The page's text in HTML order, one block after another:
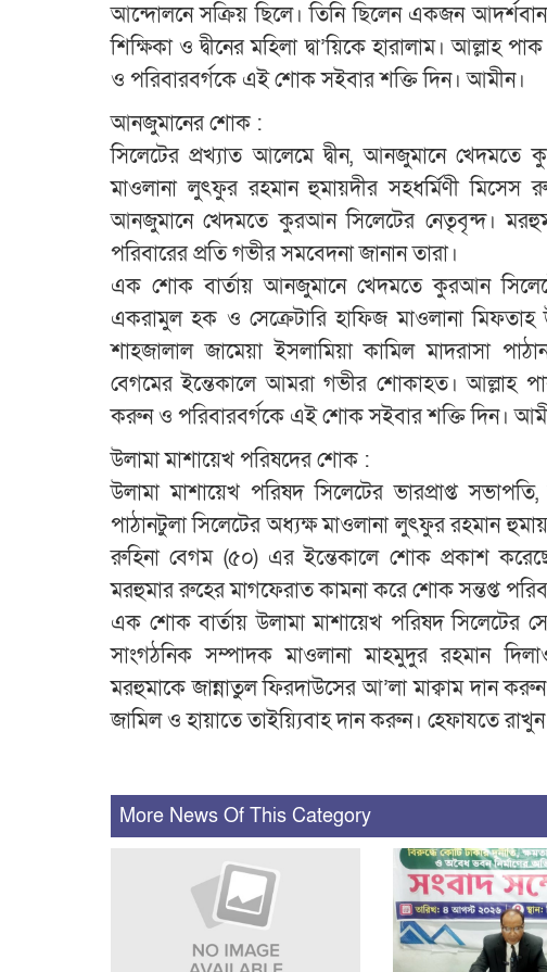
আন্দোলনে সক্রিয় ছিলে। তিনি ছিলেন একজন
শিক্ষিকা ও দ্বীনের মহিলা দ্বা’য়িকে হারালাম।
ও পরিবারবর্গকে এই শোক সইবার শক্তি দিন। আমীন।
আনজুমানের শোক :
সিলেটের প্রখ্যাত আলেমে দ্বীন, আনজুমানে খেদমতে
মাওলানা লুৎফুর রহমান হুমায়দীর সহধর্মিণী মিসেস
আনজুমানে খেদমতে কুরআন সিলেটের নেতৃবৃন্দ।
পরিবারের প্রতি গভীর সমবেদনা জানান তারা।
এক শোক বার্তায় আনজুমানে খেদমতে কুরআন
একরামুল হক ও সেক্রেটারি হাফিজ মাওলানা মিফতাহ
শাহজালাল জামেয়া ইসলামিয়া কামিল মাদরাসা
বেগমের ইন্তেকালে আমরা গভীর শোকাহত। আল্লাহ
করুন ও পরিবারবর্গকে এই শোক সইবার শক্তি দিন।
উলামা মাশায়েখ পরিষদের শোক :
উলামা মাশায়েখ পরিষদ সিলেটের ভারপ্রাপ্ত
পাঠানটুলা সিলেটের অধ্যক্ষ মাওলানা লুৎফুর রহমান
রুহিনা বেগম (৫০) এর ইন্তেকালে শোক প্রকাশ
মরহুমার রুহের মাগফেরাত কামনা করে শোক সন্তপ্ত
এক শোক বার্তায় উলামা মাশায়েখ পরিষদ সিলেটের
সাংগঠনিক সম্পাদক মাওলানা মাহমুদুর রহমান
মরহুমাকে জান্নাতুল ফিরদাউসের আ’লা মাক্বাম দান
জামিল ও হায়াতে তাইয়্যিবাহ দান করুন। হেফাযতে
More News Of This Category